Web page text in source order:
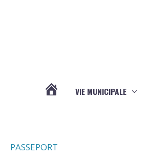
VIE MUNICIPALE
PASSEPORT